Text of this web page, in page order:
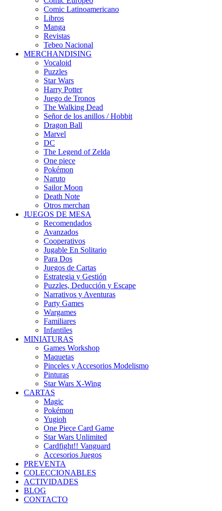
Comic Latinoamericano
Libros
Manga
Revistas
Tebeo Nacional
MERCHANDISING
Vocaloid
Puzzles
Star Wars
Harry Potter
Juego de Tronos
The Walking Dead
Señor de los anillos / Hobbit
Dragon Ball
Marvel
DC
The Legend of Zelda
One piece
Pokémon
Naruto
Sailor Moon
Death Note
Otros merchan
JUEGOS DE MESA
Recomendados
Avanzados
Cooperativos
Jugable En Solitario
Para Dos
Juegos de Cartas
Estrategia y Gestión
Puzzles, Deducción y Escape
Narrativos y Aventuras
Party Games
Wargames
Familiares
Infantiles
MINIATURAS
Games Workshop
Maquetas
Pinceles y Accesorios Modelismo
Pinturas
Star Wars X-Wing
CARTAS
Magic
Pokémon
Yugioh
One Piece Card Game
Star Wars Unlimited
Cardfight!! Vanguard
Accesorios Juegos
PREVENTA
COLECCIONABLES
ACTIVIDADES
BLOG
CONTACTO